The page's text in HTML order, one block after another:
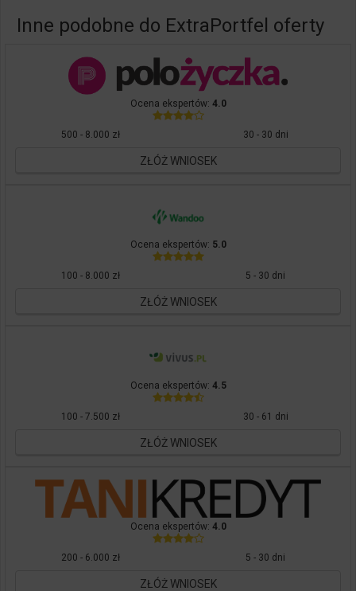
Inne podobne do ExtraPortfel oferty
Ocena ekspertów: 4.0
500 - 8.000 zł 30 - 30 dni
ZŁÓŻ WNIOSEK
Ocena ekspertów: 5.0
100 - 8.000 zł 5 - 30 dni
ZŁÓŻ WNIOSEK
Ocena ekspertów: 4.5
100 - 7.500 zł 30 - 61 dni
ZŁÓŻ WNIOSEK
Ocena ekspertów: 4.0
200 - 6.000 zł 5 - 30 dni
ZŁÓŻ WNIOSEK